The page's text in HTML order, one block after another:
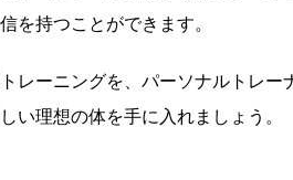
を持つことができます。
レーニングを、パーソナルトレ
い理想の体を手に入れましょう。